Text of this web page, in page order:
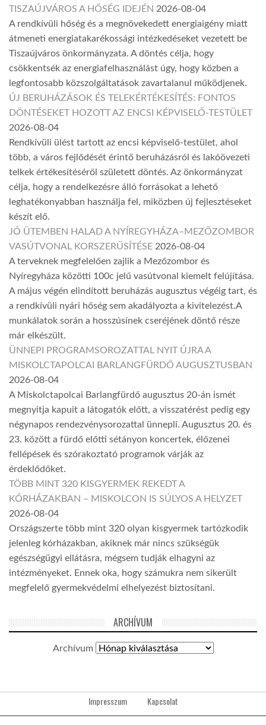
TISZAÚJVÁROS A HŐSÉG IDEJÉN 2026-08-04
A rendkívüli hőség és a megnövekedett energiaigény miatt
átmeneti energiatakarékossági intézkedéseket vezetett be
Tiszaújváros önkormányzata. A döntés célja, hogy
csökkentsék az energiafelhasználást úgy, hogy közben a
legfontosabb közszolgáltatások zavartalanul működjenek.
ÚJ BERUHÁZÁSOK ÉS TELEKÉRTÉKESÍTÉS: FONTOS
DÖNTÉSEKET HOZOTT AZ ENCSI KÉPVISELŐ-TESTÜLET
2026-08-04
Rendkívüli ülést tartott az encsi képviselő-testület, ahol
több, a város fejlődését érintő beruházásról és lakóövezeti
telkek értékesítéséről született döntés. Az önkormányzat
célja, hogy a rendelkezésre álló forrásokat a lehető
leghatékonyabban használja fel, miközben új fejlesztéseket
készít elő.
JÓ ÜTEMBEN HALAD A NYÍREGYHÁZA–MEZŐZOMBOR
VASÚTVONAL KORSZERŰSÍTÉSE 2026-08-04
A terveknek megfelelően zajlik a Mezőzombor és
Nyíregyháza közötti 100c jelű vasútvonal kiemelt felújítása.
A május végén elindított beruházás augusztus végéig tart, és
a rendkívüli nyári hőség sem akadályozta a kivitelezést.A
munkálatok során a hosszúsínek cseréjének döntő része
már elkészült.
ÜNNEPI PROGRAMSOROZATTAL NYIT ÚJRA A
MISKOLCTAPOLCAI BARLANGFÜRDŐ AUGUSZTUSBAN
2026-08-04
A Miskolctapolcai Barlangfürdő augusztus 20-án ismét
megnyitja kapuit a látogatók előtt, a visszatérést pedig egy
négynapos rendezvénysorozattal ünnepli. Augusztus 20. és
23. között a fürdő előtti sétányon koncertek, élőzenei
fellépések és szórakoztató programok várják az
érdeklődőket.
TÖBB MINT 320 KISGYERMEK REKEDT A
KÓRHÁZAKBAN – MISKOLCON IS SÚLYOS A HELYZET
2026-08-04
Országszerte több mint 320 olyan kisgyermek tartózkodik
jelenleg kórházakban, akiknek már nincs szükségük
egészségügyi ellátásra, mégsem tudják elhagyni az
intézményeket. Ennek oka, hogy számukra nem sikerült
megfelelő gyermekvédelmi elhelyezést biztosítani.
ARCHÍVUM
Archívum
Impresszum Kapcsolat